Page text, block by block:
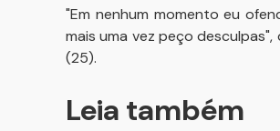
"Em nenhum momento eu
mais uma vez peço
(25).
Leia também